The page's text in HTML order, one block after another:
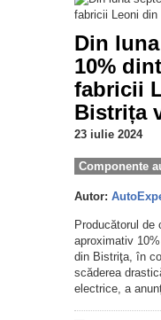
Din
10%
fabricii
Bistrița
23 iulie 2024
Componente
Autor:
Producătorul de
aproximativ
din Bistriţa, în
scăderea
electrice, a